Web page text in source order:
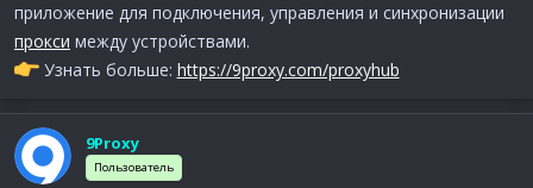
приложение для подключения, управления и синхронизации
прокси между устройствами.
Узнать больше: https://9proxy.com/proxyhub
9Proxy
Пользователь